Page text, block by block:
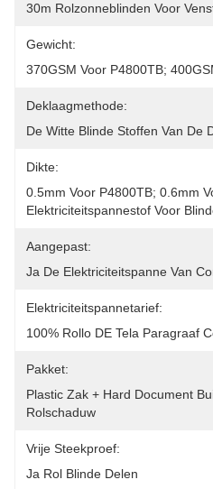
30m Rolzonneblinden Voor
Gewicht:
370GSM Voor P4800TB;
Deklaagmethode:
De Witte Blinde Stoffen Van De
Dikte:
0.5mm Voor P4800TB; 0.6mm
Elektriciteitspannestof Voor
Aangepast:
Ja De Elektriciteitspanne Van
Elektriciteitspannetarief:
100% Rollo DE Tela Paragraaf
Pakket:
Plastic Zak + Hard Document
Rolschaduw
Vrije Steekproef:
Ja Rol Blinde Delen